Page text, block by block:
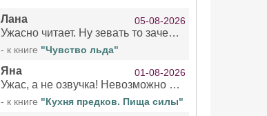
Лана 05-08-2026
Ужасно читает. Ну зевать то зачем. Уже не говорю, что ударения ставит, как хочет.
- к книге "Чувство льда"
Яна 01-08-2026
Ужас, а не озвучка! Невозможно вникать в смысл текста из за кривляний чтеца
- к книге "Кухня предков. Пища силы"